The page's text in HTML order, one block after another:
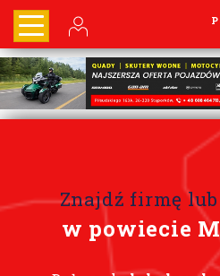
Znajdź firmę
w powiecie